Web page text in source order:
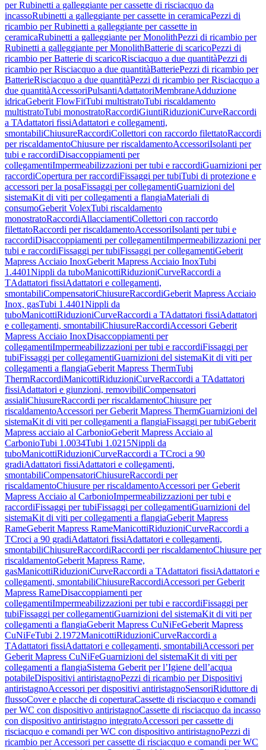
per Rubinetti a galleggiante per cassette di risciacquo da
incassoRubinetti a galleggiante per cassette in ceramicaPezzi di
ricambio per Rubinetti a galleggiante per cassette in
ceramicaRubinetti a galleggiante per MonolithPezzi di ricambio per
Rubinetti a galleggiante per MonolithBatterie di scaricoPezzi di
ricambio per Batterie di scaricoRisciacquo a due quantitàPezzi di
ricambio per Risciacquo a due quantitàBatteriePezzi di ricambio per
BatterieRisciacquo a due quantitàPezzi di ricambio per Risciacquo a
due quantitàAccessoriPulsantiAdattatoriMembraneAdduzione
idricaGeberit FlowFitTubi multistratoTubi riscaldamento
multistratoTubi monostratoRaccordiGiuntiRiduzioniCurveRaccordi
a TAdattatori fissiAdattatori e collegamenti,
smontabiliChiusureRaccordiCollettori con raccordo filettatoRaccordi
per riscaldamentoChiusure per riscaldamentoAccessoriIsolanti per
tubi e raccordiDisaccoppiamenti per
collegamentiImpermeabilizzazioni per tubi e raccordiGuarnizioni per
raccordiCopertura per raccordiFissaggi per tubiTubi di protezione e
accessori per la posaFissaggi per collegamentiGuarnizioni del
sistemaKit di viti per collegamenti a flangiaMateriali di
consumoGeberit VolexTubi riscaldamento
monostratoRaccordiAllacciamentiCollettori con raccordo
filettatoRaccordi per riscaldamentoAccessoriIsolanti per tubi e
raccordiDisaccoppiamenti per collegamentiImpermeabilizzazioni per
tubi e raccordiFissaggi per tubiFissaggi per collegamentiGeberit
Mapress Acciaio InoxGeberit Mapress Acciaio InoxTubi
1.4401Nippli da tuboManicottiRiduzioniCurveRaccordi a
TAdattatori fissiAdattatori e collegamenti,
smontabiliCompensatoriChiusureRaccordiGeberit Mapress Acciaio
Inox, gasTubi 1.4401Nippli da
tuboManicottiRiduzioniCurveRaccordi a TAdattatori fissiAdattatori
e collegamenti, smontabiliChiusureRaccordiAccessori Geberit
Mapress Acciaio InoxDisaccoppiamenti per
collegamentiImpermeabilizzazioni per tubi e raccordiFissaggi per
tubiFissaggi per collegamentiGuarnizioni del sistemaKit di viti per
collegamenti a flangiaGeberit Mapress ThermTubi
ThermRaccordiManicottiRiduzioniCurveRaccordi a TAdattatori
fissiAdattatori e giunzioni, removibiliCompensatori
assialiChiusureRaccordi per riscaldamentoChiusure per
riscaldamentoAccessori per Geberit Mapress ThermGuarnizioni del
sistemaKit di viti per collegamenti a flangiaFissaggi per tubiGeberit
Mapress acciaio al CarbonioGeberit Mapress Acciaio al
CarbonioTubi 1.0034Tubi 1.0215Nippli da
tuboManicottiRiduzioniCurveRaccordi a TCroci a 90
gradiAdattatori fissiAdattatori e collegamenti,
smontabiliCompensatoriChiusureRaccordi per
riscaldamentoChiusure per riscaldamentoAccessori per Geberit
Mapress Acciaio al CarbonioImpermeabilizzazioni per tubi e
raccordiFissaggi per tubiFissaggi per collegamentiGuarnizioni del
sistemaKit di viti per collegamenti a flangiaGeberit Mapress
RameGeberit Mapress RameManicottiRiduzioniCurveRaccordi a
TCroci a 90 gradiAdattatori fissiAdattatori e collegamenti,
smontabiliChiusureRaccordiRaccordi per riscaldamentoChiusure per
riscaldamentoGeberit Mapress Rame,
gasManicottiRiduzioniCurveRaccordi a TAdattatori fissiAdattatori e
collegamenti, smontabiliChiusureRaccordiAccessori per Geberit
Mapress RameDisaccoppiamenti per
collegamentiImpermeabilizzazioni per tubi e raccordiFissaggi per
tubiFissaggi per collegamentiGuarnizioni del sistemaKit di viti per
collegamenti a flangiaGeberit Mapress CuNiFeGeberit Mapress
CuNiFeTubi 2.1972ManicottiRiduzioniCurveRaccordi a
TAdattatori fissiAdattatori e collegamenti, smontabiliAccessori per
Geberit Mapress CuNiFeGuarnizioni del sistemaKit di viti per
collegamenti a flangiaSistema Geberit per l’Igiene dell’acqua
potabileDispositivi antiristagnoPezzi di ricambio per Dispositivi
antiristagnoAccessori per dispositivi antiristagnoSensoriRiduttore di
flussoCover e placche di coperturaCassette di risciacquo e comandi
per WC con dispositivo antiristagnoCassette di risciacquo da incasso
con dispositivo antiristagno integratoAccessori per cassette di
risciacquo e comandi per WC con dispositivo antiristagnoPezzi di
ricambio per Accessori per cassette di risciacquo e comandi per WC